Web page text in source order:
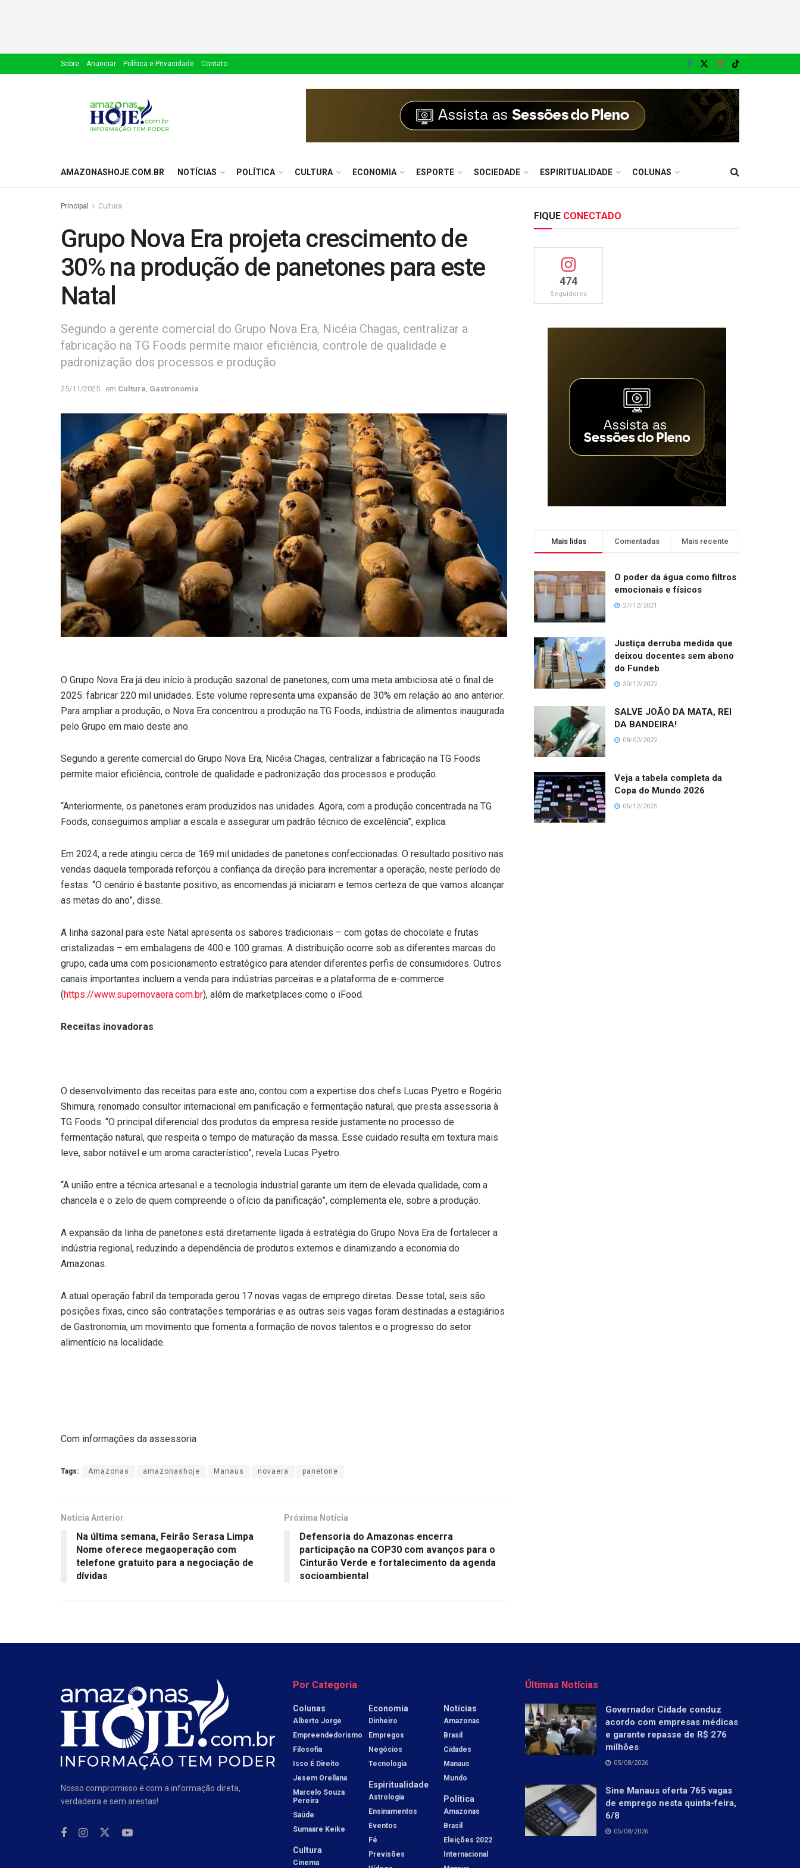
Sobre Anunciar Política e Privacidade Contato
AMAZONASHOJE.COM.BR NOTÍCIAS POLÍTICA CULTURA ECONOMIA ESPORTE SOCIEDADE ESPIRITUALIDADE COLUNAS
Principal Cultura
Grupo Nova Era projeta crescimento de
30% na produção de panetones para este
Natal
Segundo a gerente comercial do Grupo Nova Era, Nicéia Chagas, centralizar a
fabricação na TG Foods permite maior eficiência, controle de qualidade e
padronização dos processos e produção
25/11/2025 em Cultura Gastronomia
O Grupo Nova Era já deu início à produção sazonal de panetones, com uma meta ambiciosa até o final de
2025: fabricar 220 mil unidades. Este volume representa uma expansão de 30% em relação ao ano anterior.
Para ampliar a produção, o Nova Era concentrou a produção na TG Foods, indústria de alimentos inaugurada
pelo Grupo em maio deste ano.
Segundo a gerente comercial do Grupo Nova Era, Nicéia Chagas, centralizar a fabricação na TG Foods
permite maior eficiência, controle de qualidade e padronização dos processos e produção.
“Anteriormente, os panetones eram produzidos nas unidades. Agora, com a produção concentrada na TG
Foods, conseguimos ampliar a escala e assegurar um padrão técnico de excelência”, explica.
Em 2024, a rede atingiu cerca de 169 mil unidades de panetones confeccionadas. O resultado positivo nas
vendas daquela temporada reforçou a confiança da direção para incrementar a operação, neste período de
festas. “O cenário é bastante positivo, as encomendas já iniciaram e temos certeza de que vamos alcançar
as metas do ano”, disse.
A linha sazonal para este Natal apresenta os sabores tradicionais – com gotas de chocolate e frutas
cristalizadas – em embalagens de 400 e 100 gramas. A distribuição ocorre sob as diferentes marcas do
grupo, cada uma com posicionamento estratégico para atender diferentes perfis de consumidores. Outros
canais importantes incluem a venda para indústrias parceiras e a plataforma de e-commerce
(https://www.supernovaera.com.br), além de marketplaces como o iFood.
Receitas inovadoras
O desenvolvimento das receitas para este ano, contou com a expertise dos chefs Lucas Pyetro e Rogério
Shimura, renomado consultor internacional em panificação e fermentação natural, que presta assessoria à
TG Foods. “O principal diferencial dos produtos da empresa reside justamente no processo de
fermentação natural, que respeita o tempo de maturação da massa. Esse cuidado resulta em textura mais
leve, sabor notável e um aroma característico”, revela Lucas Pyetro.
“A união entre a técnica artesanal e a tecnologia industrial garante um item de elevada qualidade, com a
chancela e o zelo de quem compreende o ofício da panificação”, complementa ele, sobre a produção.
A expansão da linha de panetones está diretamente ligada à estratégia do Grupo Nova Era de fortalecer a
indústria regional, reduzindo a dependência de produtos externos e dinamizando a economia do
Amazonas.
A atual operação fabril da temporada gerou 17 novas vagas de emprego diretas. Desse total, seis são
posições fixas, cinco são contratações temporárias e as outras seis vagas foram destinadas a estagiários
de Gastronomia, um movimento que fomenta a formação de novos talentos e o progresso do setor
alimentício na localidade.
Com informações da assessoria
Tags: Amazonas amazonashoje Manaus novaera panetone
Notícia Anterior
Na última semana, Feirão Serasa Limpa
Nome oferece megaoperação com
telefone gratuito para a negociação de
dívidas
Próxima Notícia
Defensoria do Amazonas encerra
participação na COP30 com avanços para o
Cinturão Verde e fortalecimento da agenda
socioambiental
FIQUE CONECTADO
474
Seguidores
Mais lidas Comentadas Mais recente
O poder da água como filtros
emocionais e físicos
27/12/2021
Justiça derruba medida que
deixou docentes sem abono
do Fundeb
30/12/2022
SALVE JOÃO DA MATA, REI
DA BANDEIRA!
08/02/2022
Veja a tabela completa da
Copa do Mundo 2026
06/12/2025
Nosso compromisso é com a informação direta,
verdadeira e sem arestas!
Por Categoria
Colunas
Alberto Jorge
Empreendedorismo
Filosofia
Isso É Direito
Jesem Orellana
Marcelo Souza
Pereira
Saúde
Sumaare Keike
Cultura
Cinema
Economia
Dinheiro
Empregos
Negócios
Tecnologia
Espiritualidade
Astrologia
Ensinamentos
Eventos
Fé
Previsões
Notícias
Amazonas
Brasil
Cidades
Manaus
Mundo
Política
Amazonas
Brasil
Eleições 2022
Internacional
Últimas Notícias
Governador Cidade conduz
acordo com empresas médicas
e garante repasse de R$ 276
milhões
05/08/2026
Sine Manaus oferta 765 vagas
de emprego nesta quinta-feira,
6/8
05/08/2026